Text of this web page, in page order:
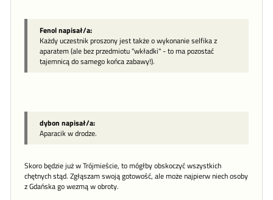
Fenol napisał/a:
Każdy uczestnik proszony jest także o wykonanie selfika z
aparatem (ale bez przedmiotu "wkładki" - to ma pozostać
tajemnicą do samego końca zabawy!).
dybon napisał/a:
Aparacik w drodze.
Skoro będzie już w Trójmieście, to mógłby obskoczyć wszystkich
chętnych stąd. Zgłąszam swoją gotowość, ale może najpierw niech osoby
z Gdańska go wezmą w obroty.